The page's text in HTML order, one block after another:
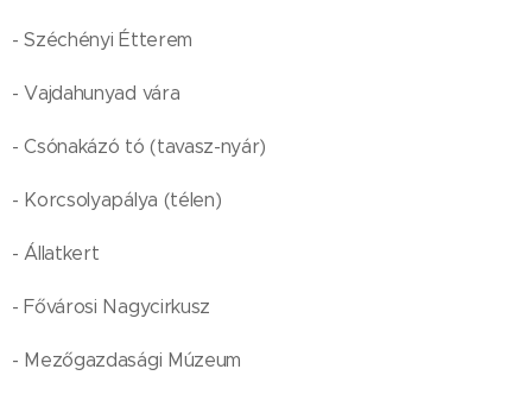
- Széchényi Étterem
- Vajdahunyad vára
- Csónakázó tó (tavasz-nyár)
- Korcsolyapálya (télen)
- Állatkert
- Fővárosi Nagycirkusz
- Mezőgazdasági Múzeum